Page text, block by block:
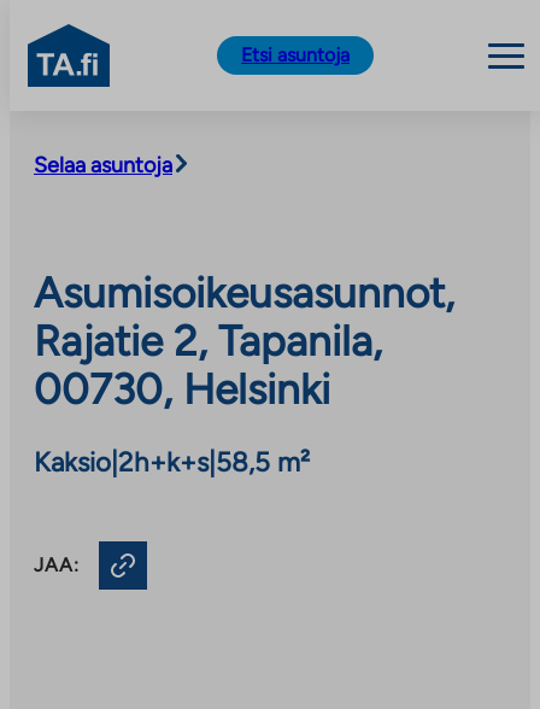
sisältöön
TA.fi
Etsi asuntoja
Selaa asuntoja
Asumisoikeusasunnot,
Rajatie 2, Tapanila,
00730, Helsinki
Kaksio 2h+k+s| 58,5 m²
JAA: